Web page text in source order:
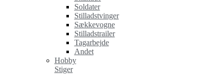
Soldater
Stilladstvinger
Sækkevogne
Stilladstrailer
Tagarbejde
Andet
Hobby
Stiger